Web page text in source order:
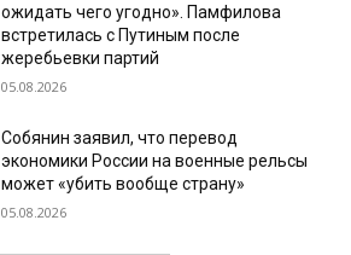
ожидать чего угодно». Памфилова
встретилась с Путиным после
жеребьевки партий
05.08.2026
Собянин заявил, что перевод
экономики России на военные рельсы
может «убить вообще страну»
05.08.2026